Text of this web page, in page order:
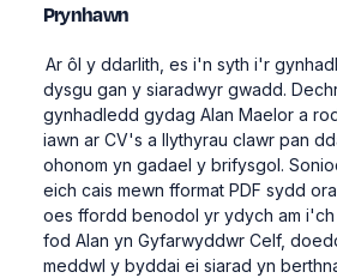
Prynhawn
Ar ôl y ddarlith, es i'n syth i'r
dysgu gan y siaradwyr gwadd.
gynhadledd gydag Alan Maelor a
iawn ar CV's a llythyrau clawr pan
ohonom yn gadael y brifysgol.
eich cais mewn fformat PDF sydd
oes ffordd benodol yr ydych am i'ch
fod Alan yn Gyfarwyddwr Celf,
meddwl y byddai ei siarad yn